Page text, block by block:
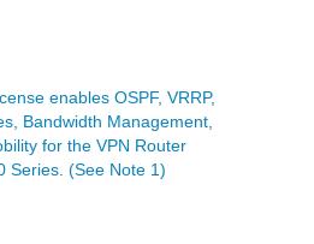
enables OSPF, VRRP,
Bandwidth Management,
for the VPN Router
Series. (See Note 1)